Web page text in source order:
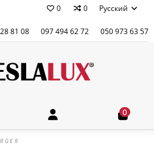
0 0 Русский
81 08 097 494 62 72 050 973 63 57
0